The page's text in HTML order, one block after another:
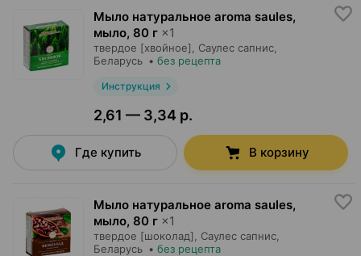
Мыло натуральное aroma saules,
мыло, 80 г ×1
твердое [хвойное], Саулес сапнис
Беларусь • без рецепта
Инструкция
2,61 — 3,34 р.
Где купить В корзину
Мыло натуральное aroma saules,
мыло, 80 г ×1
твердое [шоколад], Саулес сапнис
Беларусь • без рецепта